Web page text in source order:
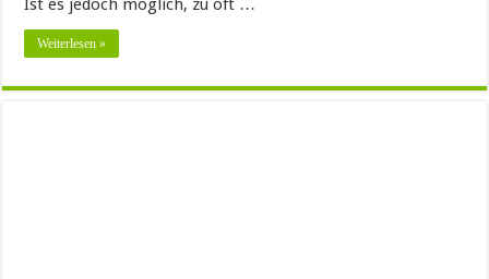
Weiterlesen »